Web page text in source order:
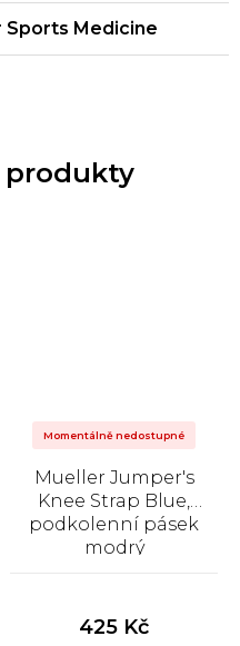
produkty
Mueller Jumper's
Knee Strap Blue,
podkolenní pásek
modrý
produktu
Momentálně nedostupné
425 Kč
Sports Medicine